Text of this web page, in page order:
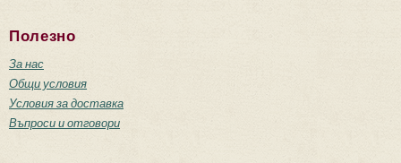
Полезно
За нас
Общи условия
Условия за доставка
Въпроси и отговори